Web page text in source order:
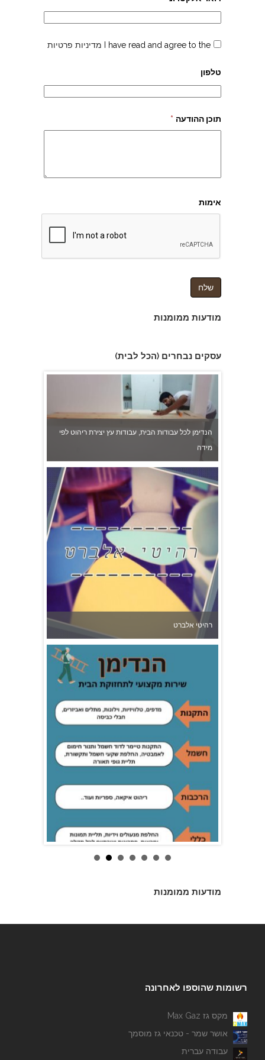
I have read and agree to the מדיניות פרטיות
טלפון
תוכן ההודעה *
אימות
מודעות ממומנות
עסקים נבחרים (הכל לבית)
מידה
רהיטי אלברט
מודעות ממומנות
רשומות שהוספו לאחרונה
מקס גז Max Gaz
אושר שמר - טכנאי גז מוסמך
עבודה עברית